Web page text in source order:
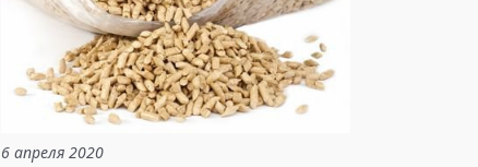
6 апреля 2020